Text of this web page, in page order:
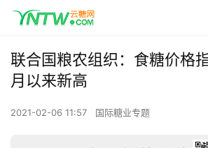
联合国粮农组织：食糖价格
月以来新高
2021-02-06 11:57 国际糖业专题